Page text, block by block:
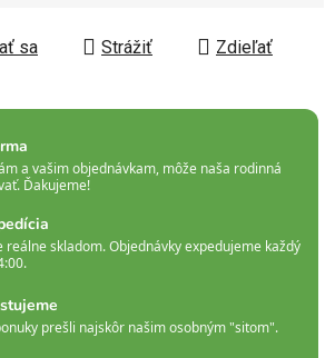
sa Strážiť Zdieľať
a vašim objednávkam, môže naša rodinná
Ďakujeme!
reálne skladom. Objednávky expedujeme každý
prešli najskôr našim osobným "sitom".